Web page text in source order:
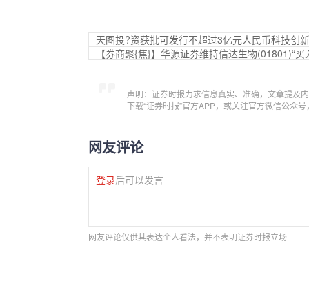
天图投?资获批可发行不超过3亿元人民币科技创
【券商聚{焦}】华源证券维持信达生物(01801)“
声明：证券时报力求信息真实、准确，文章提及
下载“证券时报”官方APP，或关注官方微信公众
网友评论
登录后可以发言
网友评论仅供其表达个人看法，并不表明证券时报立场